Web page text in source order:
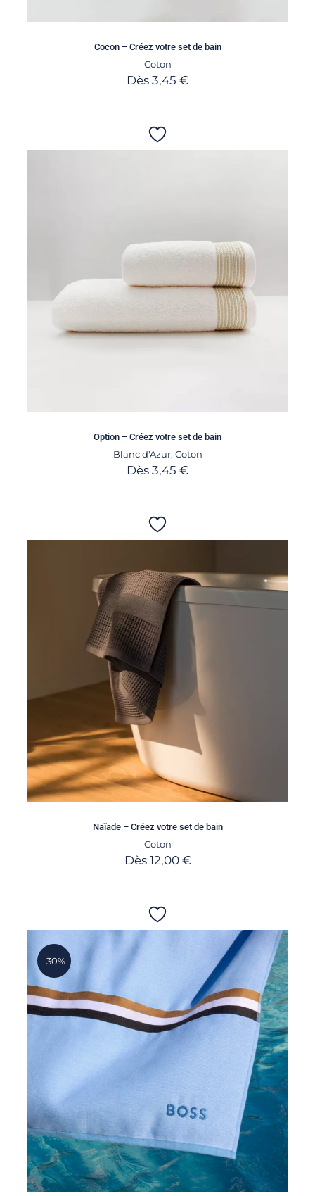
Cocon – Créez votre set de bain
Coton
Dès 3,45 €
Option – Créez votre set de bain
Blanc d'Azur, Coton
Dès 3,45 €
Naïade – Créez votre set de bain
Coton
Dès 12,00 €
-30%